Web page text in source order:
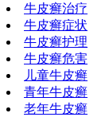
牛皮癣治疗
牛皮癣症状
牛皮癣护理
牛皮癣危害
儿童牛皮癣
青年牛皮癣
老年牛皮癣